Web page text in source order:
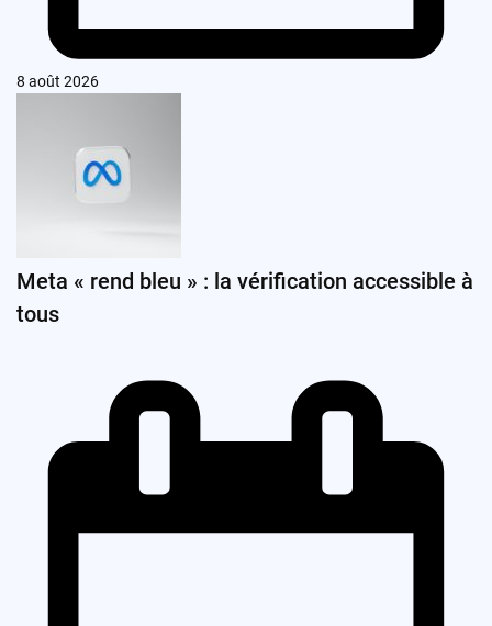
8 août 2026
Meta « rend bleu » : la vérification accessible à
tous